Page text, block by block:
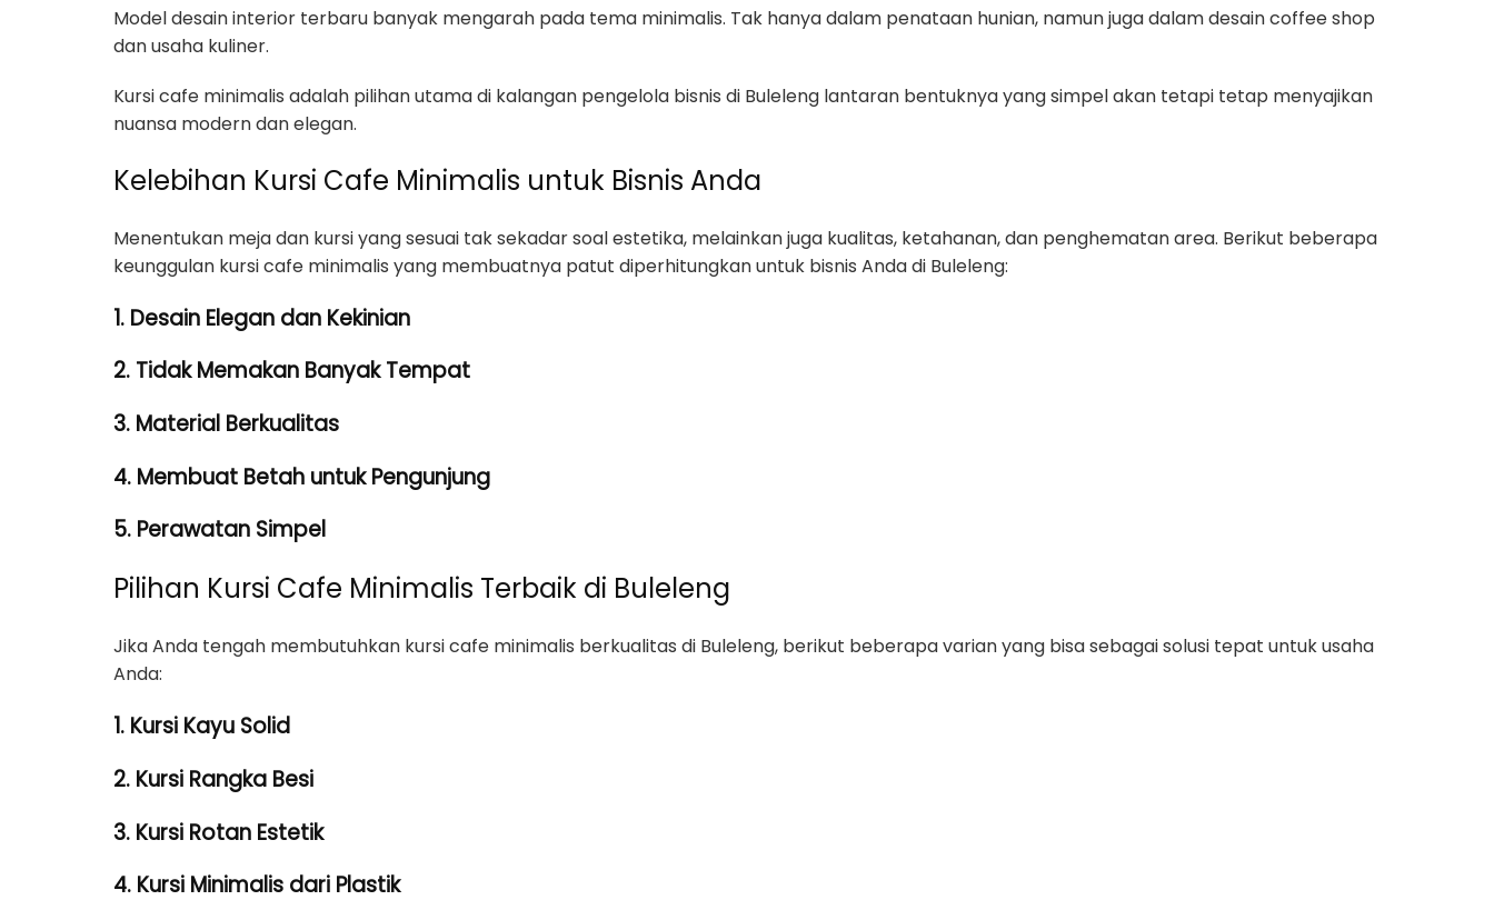
Model desain interior terbaru banyak mengarah pada tema minimalis. Tak hanya dalam penataan hunian, namun juga dalam desain coffee shop
dan usaha kuliner.
Kursi cafe minimalis adalah pilihan utama di kalangan pengelola bisnis di Buleleng lantaran bentuknya yang simpel akan tetapi tetap menyajikan
nuansa modern dan elegan.
Kelebihan Kursi Cafe Minimalis untuk Bisnis Anda
Menentukan meja dan kursi yang sesuai tak sekadar soal estetika, melainkan juga kualitas, ketahanan, dan penghematan area. Berikut beberapa
keunggulan kursi cafe minimalis yang membuatnya patut diperhitungkan untuk bisnis Anda di Buleleng:
1. Desain Elegan dan Kekinian
2. Tidak Memakan Banyak Tempat
3. Material Berkualitas
4. Membuat Betah untuk Pengunjung
5. Perawatan Simpel
Pilihan Kursi Cafe Minimalis Terbaik di Buleleng
Jika Anda tengah membutuhkan kursi cafe minimalis berkualitas di Buleleng, berikut beberapa varian yang bisa sebagai solusi tepat untuk usaha
Anda:
1. Kursi Kayu Solid
2. Kursi Rangka Besi
3. Kursi Rotan Estetik
4. Kursi Minimalis dari Plastik